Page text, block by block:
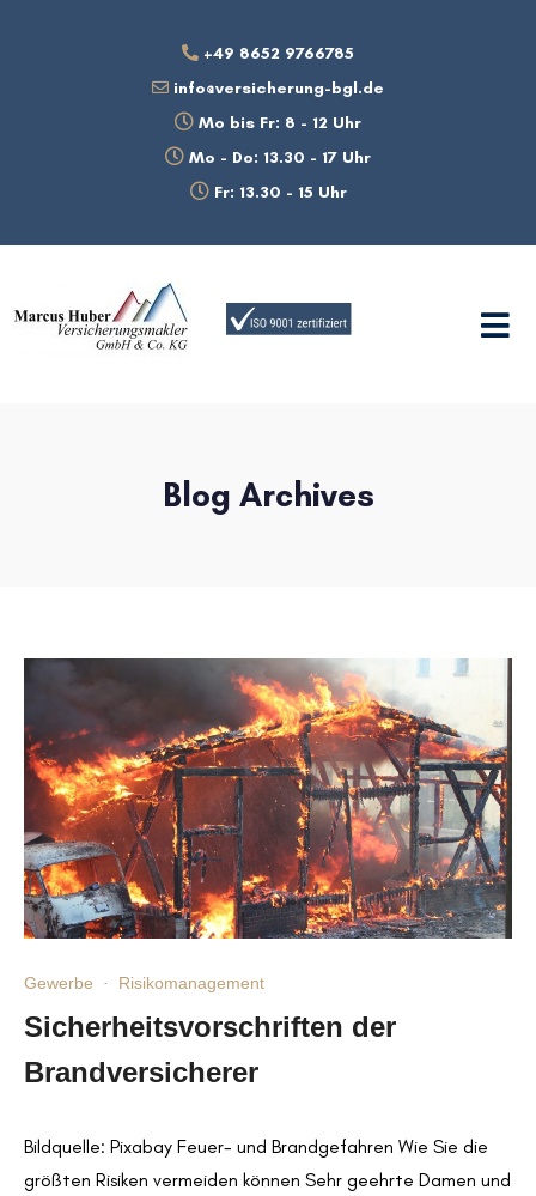
+49 8652 9766785
info@versicherung-bgl.de
Mo bis Fr: 8 - 12 Uhr
Mo - Do: 13.30 - 17 Uhr
Fr: 13.30 - 15 Uhr
Blog Archives
Gewerbe · Risikomanagement
Sicherheitsvorschriften der
Brandversicherer
Bildquelle: Pixabay Feuer- und Brandgefahren Wie Sie die
größten Risiken vermeiden können Sehr geehrte Damen und